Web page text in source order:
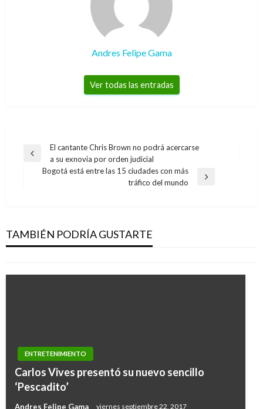
Andres Felipe Gama
Ver todas las entradas
Navegación
Entrada
anterior
El cantante Chris Brown no podrá acercarse
a su exnovia por orden judicial
Bogotá está entre las 15 ciudades con más
tráfico del mundo
TAMBIÉN PODRÍA GUSTARTE
Deezer NEXT 2019
Iván Briceño jueves febrero 21, 2019
ENTRETENIMIENTO
Carlos Vives presentó su nuevo sencillo
‘Pescadito’
Andres Felipe Gama viernes septiembre 22, 2017